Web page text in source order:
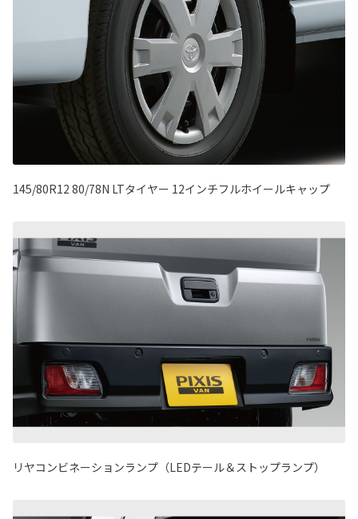
145/80R12 80/78N LTタイヤー 12インチフルホイールキャップ
リヤコンビネーションランプ（LEDテール＆ストップランプ）